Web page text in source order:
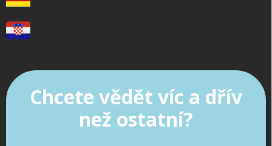
Chcete vědět víc a dřív
než ostatní?